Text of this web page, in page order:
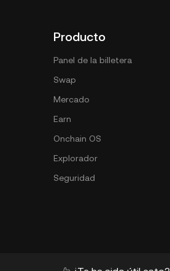
Producto
Panel de la billetera
Swap
Mercado
Earn
Onchain OS
Explorador
Seguridad